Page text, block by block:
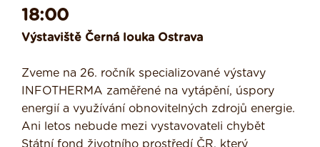
18:00
Výstaviště Černá louka Ostrava
Zveme na 26. ročník specializované výstavy
INFOTHERMA zaměřené na vytápění, úspory
energií a využívání obnovitelných zdrojů energie.
Ani letos nebude mezi vystavovateli chybět
Státní fond životního prostředí ČR, který